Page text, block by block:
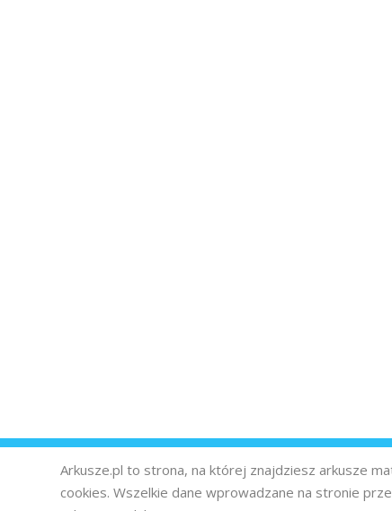
Arkusze.pl to strona, na której znajdziesz arkusze
cookies. Wszelkie dane wprowadzane na stronie